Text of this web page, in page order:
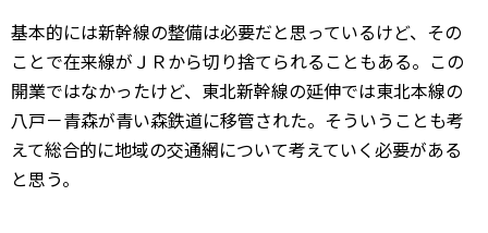
基本的には新幹線の整備は必要だと思っているけど、その
ことで在来線がＪＲから切り捨てられることもある。この
開業ではなかったけど、東北新幹線の延伸では東北本線の
八戸－青森が青い森鉄道に移管された。そういうことも考
えて総合的に地域の交通網について考えていく必要がある
と思う。